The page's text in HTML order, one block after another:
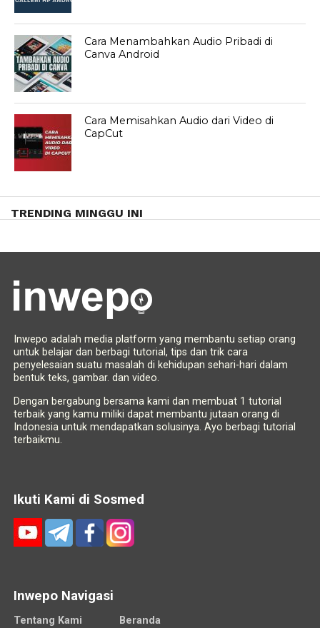
Cara Menambahkan Audio Pribadi di
Canva Android
Cara Memisahkan Audio dari Video di
CapCut
TRENDING MINGGU INI
Inwepo adalah media platform yang membantu setiap orang
untuk belajar dan berbagi tutorial, tips dan trik cara
penyelesaian suatu masalah di kehidupan sehari-hari dalam
bentuk teks, gambar. dan video.
Dengan bergabung bersama kami dan membuat 1 tutorial
terbaik yang kamu miliki dapat membantu jutaan orang di
Indonesia untuk mendapatkan solusinya. Ayo berbagi tutorial
terbaikmu.
Ikuti Kami di Sosmed
Inwepo Navigasi
Tentang Kami Beranda